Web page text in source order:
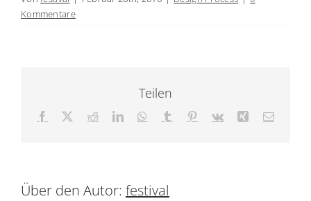
Kommentare
Teilen
Facebook RedditLinkedInWhatsApp
Tumblr Pinterest
Vk XingE-
Über den Autor: festival